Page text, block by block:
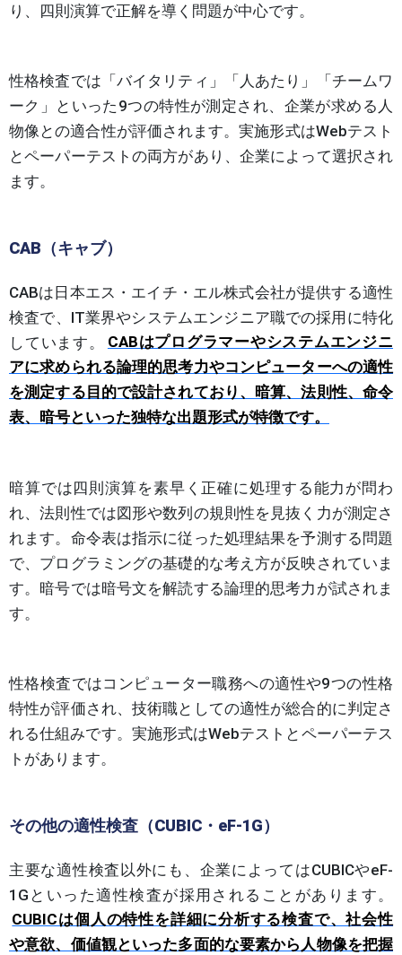
り、四則演算で正解を導く問題が中心です。
性格検査では「バイタリティ」「人あたり」「チームワ
ーク」といった9つの特性が測定され、企業が求める人
物像との適合性が評価されます。実施形式はWebテスト
とペーパーテストの両方があり、企業によって選択され
ます。
CAB（キャブ）
CABは日本エス・エイチ・エル株式会社が提供する適性
検査で、IT業界やシステムエンジニア職での採用に特化
しています。
CABはプログラマーやシステムエンジニ
アに求められる論理的思考力やコンピューターへの適性
を測定する目的で設計されており、暗算、法則性、命令
表、暗号といった独特な出題形式が特徴です。
暗算では四則演算を素早く正確に処理する能力が問わ
れ、法則性では図形や数列の規則性を見抜く力が測定さ
れます。命令表は指示に従った処理結果を予測する問題
で、プログラミングの基礎的な考え方が反映されていま
す。暗号では暗号文を解読する論理的思考力が試されま
す。
性格検査ではコンピューター職務への適性や9つの性格
特性が評価され、技術職としての適性が総合的に判定さ
れる仕組みです。実施形式はWebテストとペーパーテス
トがあります。
その他の適性検査（CUBIC・eF-1G）
主要な適性検査以外にも、企業によってはCUBICやeF-
1Gといった適性検査が採用されることがあります。
CUBICは個人の特性を詳細に分析する検査で、社会性
や意欲、価値観といった多面的な要素から人物像を把握